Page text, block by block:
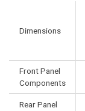
Dimensions
Front Panel
Components
Rear Panel